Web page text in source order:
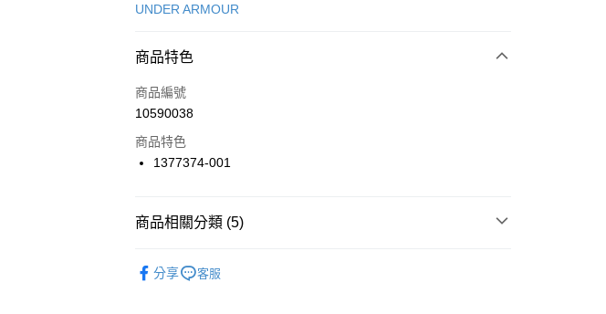
信用卡一次付款
合作金庫商業銀行
華南商業銀行
上海商業儲蓄銀行
國泰世華商業銀行
聯邦商業銀行
台新國際商業銀行
LINE Pay
Apple Pay
【關於「AFTEE先享後付」】
UNDER ARMOUR
商品特色
商品編號
10590038
商品特色
1377374-001
商品相關分類 (5)
分享 客服